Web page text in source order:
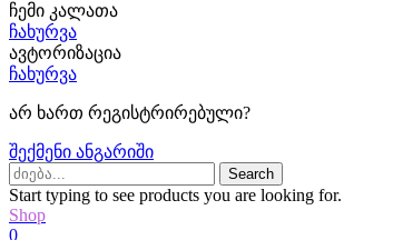
ჩემი კალათა
ჩახურვა
ავტორიზაცია
ჩახურვა
არ ხართ რეგისტრირებული?
შექმენი ანგარიში
Search
Start typing to see products you are looking for.
Shop
0